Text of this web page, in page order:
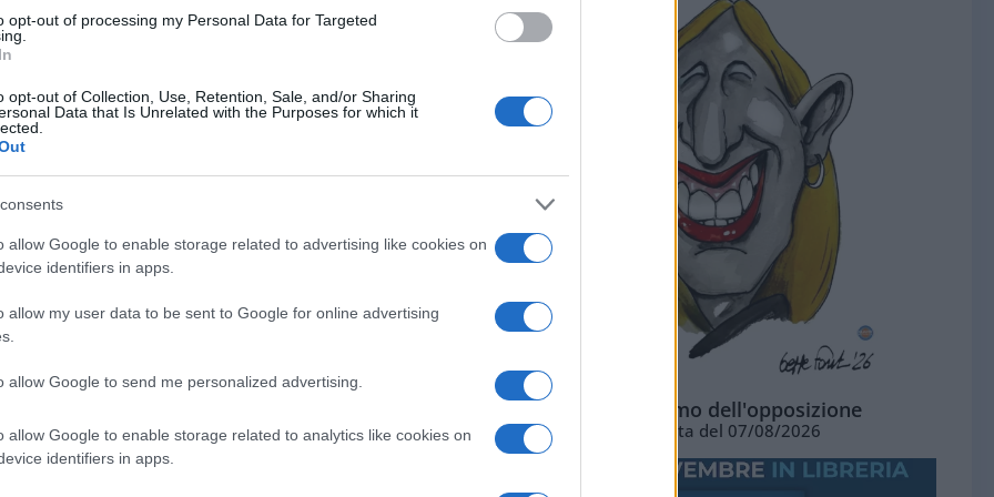
opt-out of processing my Personal Data for Targeted
opt-out of Collection, Use, Retention, Sale, and/or Sharing
Data that Is Unrelated with the Purposes for which it
allow Google to enable storage related to advertising like cookies on
identifiers in apps.
allow my user data to be sent to Google for online advertising
allow Google to send me personalized advertising.
allow Google to enable storage related to analytics like cookies on
identifiers in apps.
sono sconfortanti
più, sono stantie come Greta, miscuglio
le solite smanettate alla
15 in una utilitaria, tipo le sfide
termosifoni e
estate: con queste precauzioni, che
sfidare Ivan Drago, a tremare sarà
tradisce una voglia matta di controllo e
anche di quella Unionista, con la
tipo 45 all’ora su tratte di 800 km,
Ursula a dircelo, usate i mezzi
con voi dentro si può immagazzinare
elettrici, che saranno pure giocattoli
L'ottimismo dell'opposizione
Vignetta del 07/08/2026